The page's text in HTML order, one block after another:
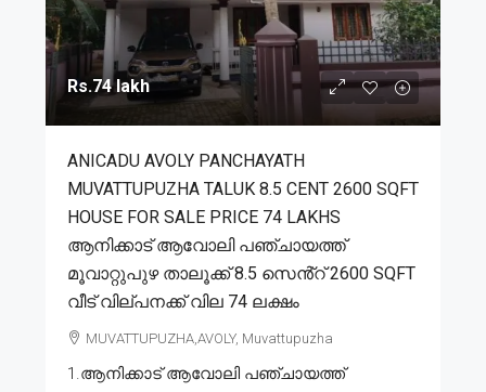
Rs.74 lakh
ANICADU AVOLY PANCHAYATH
MUVATTUPUZHA TALUK 8.5 CENT 2600 SQFT
HOUSE FOR SALE PRICE 74 LAKHS
ആനിക്കാട് ആവോലി പഞ്ചായത്ത്
മൂവാറ്റുപുഴ താലൂക്ക് 8.5 സെൻ്റ് 2600 SQFT
വീട് വില്പനക്ക് വില 74 ലക്ഷം
MUVATTUPUZHA,AVOLY, Muvattupuzha
1.ആനിക്കാട് ആവോലി പഞ്ചായത്ത്